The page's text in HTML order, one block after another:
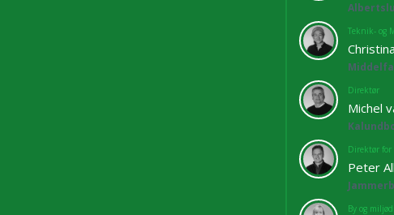
Teknik- og
Direktør
Michel
Direktør
Peter
By og